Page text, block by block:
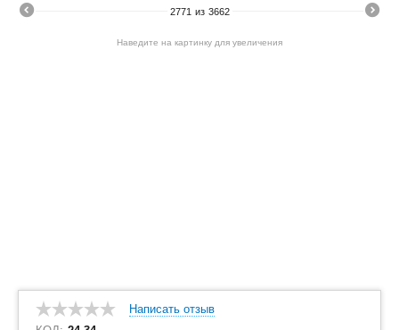
2771 из 3662
Наведите на картинку для увеличения
Написать отзыв